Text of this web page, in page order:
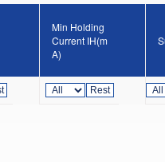
Min Holding
Current IH(m
A)